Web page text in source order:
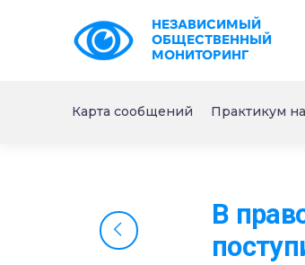
НЕЗАВИСИМЫЙ
ОБЩЕСТВЕННЫЙ
МОНИТОРИНГ
Карта сообщений Практикум
В